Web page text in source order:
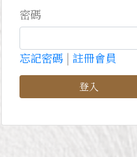
密碼
忘記密碼 | 註冊會員
登入